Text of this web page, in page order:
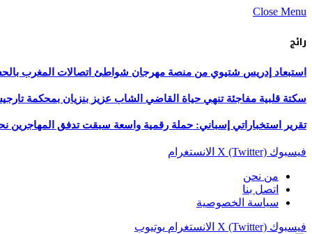
Close Menu
رائج
استبعاد إدريس شتيوي من منصة مهرجان شواطئ اتصالات المغرب
سكتة قلبية مفاجئة تنهي حياة القاضي الشاب عزيز بنزيان بمحكمة
تقرير استخباراتي إسباني: حملة رقمية واسعة سبقت تدفق المهاجرين
فيسبوك X (Twitter) الانستغرام
من نحن
اتصل بنا
سياسة الخصوصية
فيسبوك X (Twitter) الانستغرام يوتيوب